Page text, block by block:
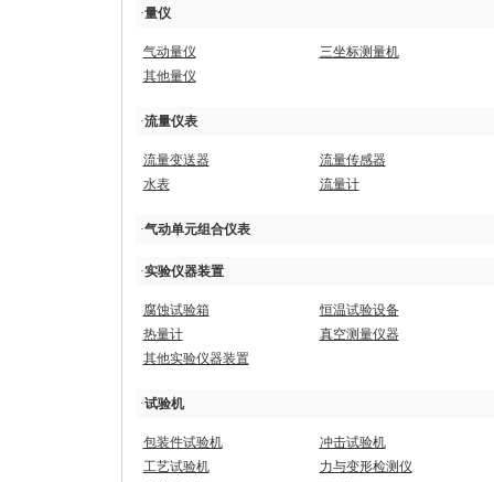
·量仪
气动量仪
三坐标测量机
其他量仪
·流量仪表
流量变送器
流量传感器
水表
流量计
·气动单元组合仪表
·实验仪器装置
腐蚀试验箱
恒温试验设备
热量计
真空测量仪器
其他实验仪器装置
·试验机
包装件试验机
冲击试验机
工艺试验机
力与变形检测仪